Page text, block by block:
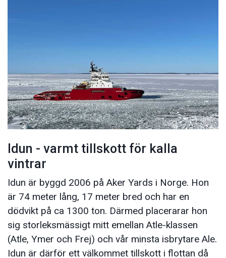
Idun - varmt tillskott för kalla
vintrar
Idun är byggd 2006 på Aker Yards i Norge. Hon
är 74 meter lång, 17 meter bred och har en
dödvikt på ca 1300 ton. Därmed placerarar hon
sig storleksmässigt mitt emellan Atle-klassen
(Atle, Ymer och Frej) och vår minsta isbrytare Ale.
Idun är därför ett välkommet tillskott i flottan då